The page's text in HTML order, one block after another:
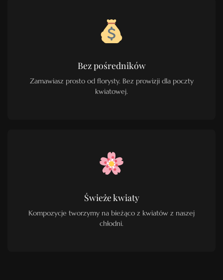
Bez pośredników
Zamawiasz prosto od florysty. Bez prowizji dla poczty
kwiatowej.
Świeże kwiaty
Kompozycje tworzymy na bieżąco z kwiatów z naszej
chłodni.